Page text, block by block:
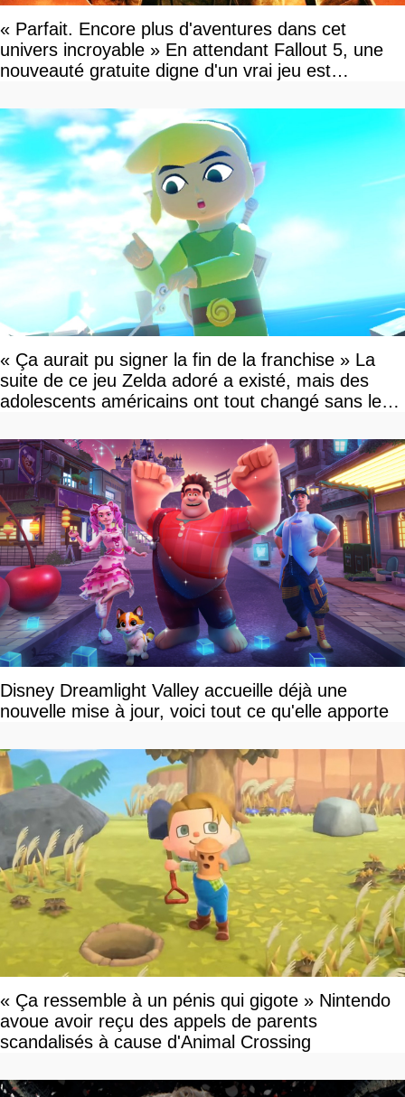
« Parfait. Encore plus d'aventures dans cet
univers incroyable » En attendant Fallout 5, une
nouveauté gratuite digne d'un vrai jeu est
« Ça aurait pu signer la fin de la franchise » La
suite de ce jeu Zelda adoré a existé, mais des
adolescents américains ont tout changé sans le
Disney Dreamlight Valley accueille déjà une
nouvelle mise à jour, voici tout ce qu'elle apporte
« Ça ressemble à un pénis qui gigote » Nintendo
avoue avoir reçu des appels de parents
scandalisés à cause d'Animal Crossing